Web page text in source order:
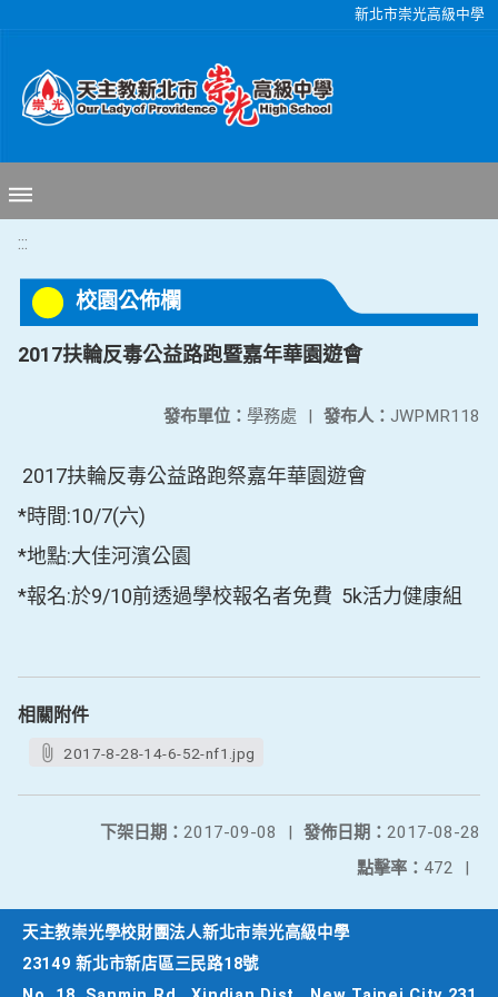
新北市崇光高級中學
:::
校園公佈欄
2017扶輪反毒公益路跑暨嘉年華園遊會
發布人： JWPMR118
發布單位： 學務處 |
2017扶輪反毒公益路跑祭嘉年華園遊會
*時間:10/7(六)
*地點:大佳河濱公園
*報名:於9/10前透過學校報名者免費 5k活力健康組
相關附件
2017-8-28-14-6-52-nf1.jpg
發佈日期： 2017-08-28
下架日期： 2017-09-08
|
點擊率： 472 |
天主教崇光學校財團法人新北市崇光高級中學
23149 新北市新店區三民路18號